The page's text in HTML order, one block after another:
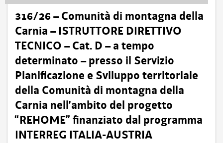
316/26 – Comunità di montagna della
Carnia – ISTRUTTORE DIRETTIVO
TECNICO – Cat. D – a tempo
determinato – presso il Servizio
Pianificazione e Sviluppo territoriale
della Comunità di montagna della
Carnia nell’ambito del progetto
“REHOME” finanziato dal programma
INTERREG ITALIA-AUSTRIA